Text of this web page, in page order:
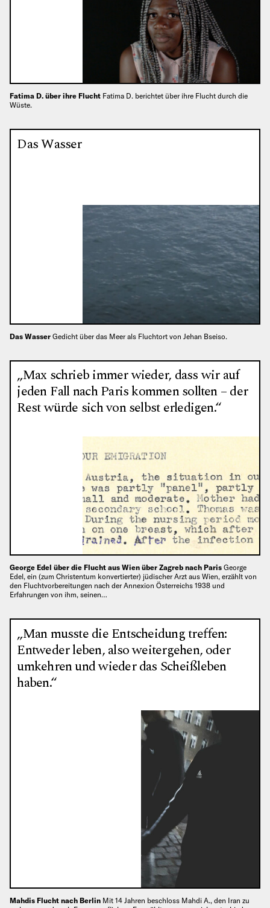
Fatima D. über ihre Flucht Fatima D. berichtet über ihre Flucht durch die
Wüste.
Das Wasser
Das Wasser Gedicht über das Meer als Fluchtort von Jehan Bseiso.
„Max schrieb immer wieder, dass wir auf
jeden Fall nach Paris kommen sollten – der
Rest würde sich von selbst erledigen.“
George Edel über die Flucht aus Wien über Zagreb nach Paris George
Edel, ein (zum Christentum konvertierter) jüdischer Arzt aus Wien, erzählt von
den Fluchtvorbereitungen nach der Annexion Österreichs 1938 und
Erfahrungen von ihm, seinen…
„Man musste die Entscheidung treffen:
Entweder leben, also weitergehen, oder
umkehren und wieder das Scheißleben
haben.“
Mahdis Flucht nach Berlin Mit 14 Jahren beschloss Mahdi A., den Iran zu